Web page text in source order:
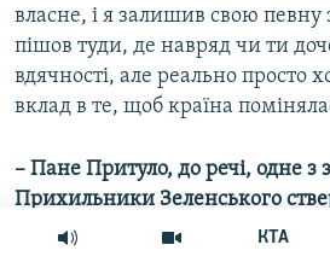
КТА
власне, і я залишив свою певну
пішов туди, де навряд чи ти
вдячності, але реально просто
вклад в те, щоб країна
– Пане Притуло, до речі, одне з
Прихильники Зеленського
Ахметова «Україна 24»